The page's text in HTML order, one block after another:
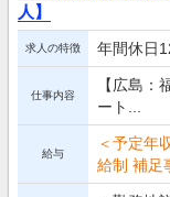
人】
求人の特徴 年間休日
仕事内容
【広島：
ート...
給与
＜予定年
給制 補足